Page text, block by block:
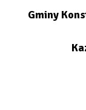
Gminy